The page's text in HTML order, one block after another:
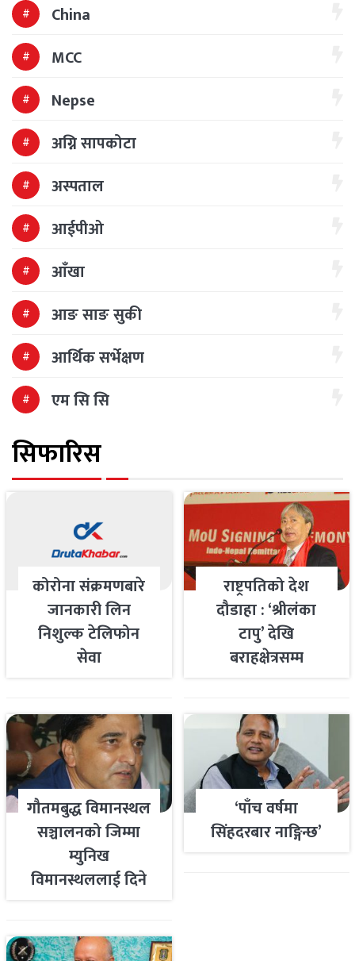
China
MCC
Nepse
अग्नि सापकोटा
अस्पताल
आईपीओ
आँखा
आङ साङ सुकी
आर्थिक सर्भेक्षण
एम सि सि
सिफारिस
कोरोना संक्रमणबारे
जानकारी लिन
निशुल्क टेलिफोन
सेवा
राष्ट्रपतिको देश
दौडाहा : ‘श्रीलंका
टापु’ देखि
बराहक्षेत्रसम्म
गौतमबुद्ध विमानस्थल
सञ्चालनको जिम्मा
म्युनिख
विमानस्थललाई दिने
‘पाँच वर्षमा
सिंहदरबार नाङ्गिन्छ’